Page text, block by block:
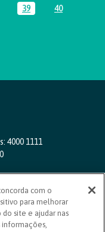
Usar ABA
Página
39 Página
40
navegar.
4000 1111
das 8h às 20h)
com o
para melhorar
site e ajudar nas
informações,